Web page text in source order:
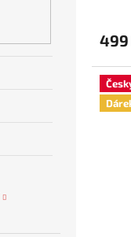
je
z
499